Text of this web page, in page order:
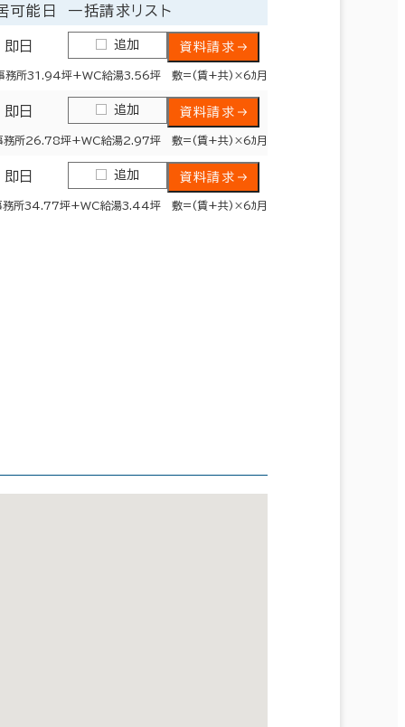
可能日 一括請求リスト
即日 追加 資料請求
務所31.94坪+WC給湯3.56坪 敷=(賃+共)×6ｶ月
即日 追加 資料請求
務所26.78坪+WC給湯2.97坪 敷=(賃+共)×6ｶ月
即日 追加 資料請求
務所34.77坪+WC給湯3.44坪 敷=(賃+共)×6ｶ月